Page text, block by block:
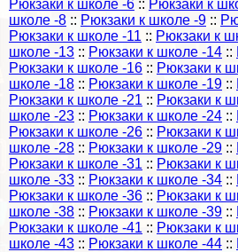
Рюкзаки к школе -6 :: Рюкзаки к
школе -8 :: Рюкзаки к школе -9 ::
Рюкзаки к школе -11 :: Рюкзаки к
школе -13 :: Рюкзаки к школе -14 ::
Рюкзаки к школе -16 :: Рюкзаки к
школе -18 :: Рюкзаки к школе -19 ::
Рюкзаки к школе -21 :: Рюкзаки к
школе -23 :: Рюкзаки к школе -24 ::
Рюкзаки к школе -26 :: Рюкзаки к
школе -28 :: Рюкзаки к школе -29 ::
Рюкзаки к школе -31 :: Рюкзаки к
школе -33 :: Рюкзаки к школе -34 ::
Рюкзаки к школе -36 :: Рюкзаки к
школе -38 :: Рюкзаки к школе -39 ::
Рюкзаки к школе -41 :: Рюкзаки к
школе -43 :: Рюкзаки к школе -44 ::